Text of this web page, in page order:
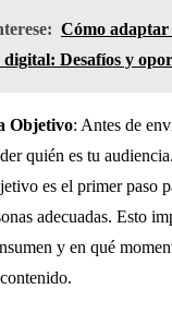
Cómo adaptar
Desafíos y
Objetivo: Antes de
quién es tu
es el primer paso
adecuadas. Esto
y en qué